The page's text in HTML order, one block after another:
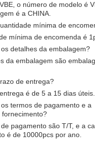
o número de modelo é
é a CHINA.
mínima de
mínima de encomenda é
detalhes da embalagem?
da embalagem são
de entrega?
é de 5 a 15 dias úteis.
termos de pagamento e a
pagamento são T/T, e a
é de 10000pcs por ano.